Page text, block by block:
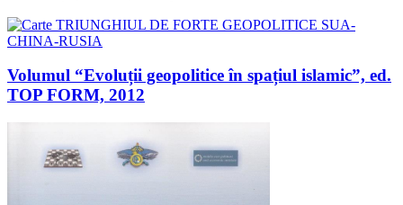
Volumul “Evoluții geopolitice în spațiul islamic”, ed.
TOP FORM, 2012